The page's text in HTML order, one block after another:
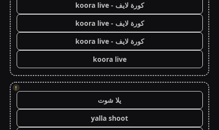
كورة لايف - koora live
كورة لايف - koora live
كورة لايف - koora live
koora live
!
يلا شوت
yalla shoot